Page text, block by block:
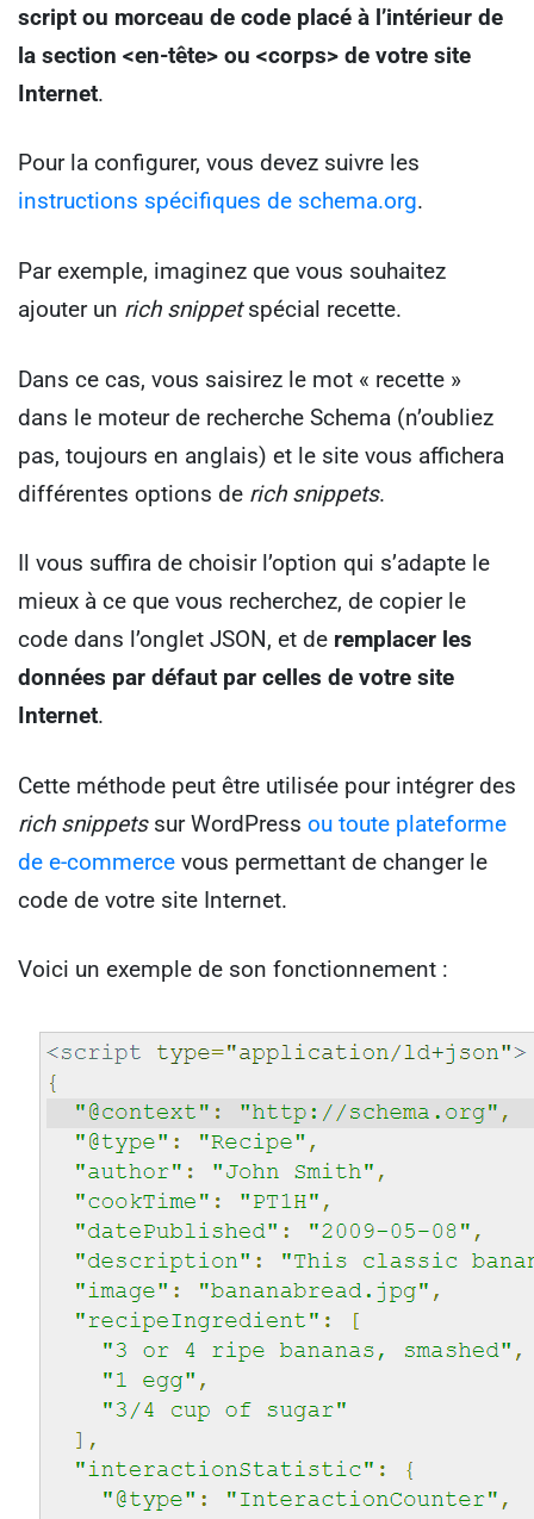
script ou morceau de code placé à l’intérieur de
la section <en-tête> ou <corps> de votre site
Internet.
Pour la configurer, vous devez suivre les
instructions spécifiques de schema.org.
Par exemple, imaginez que vous souhaitez
ajouter un rich snippetspécial recette.
Dans ce cas, vous saisirez le mot « recette »
dans le moteur de recherche Schema (n’oubliez
pas, toujours en anglais) et le site vous affichera
différentes options de rich snippets.
Il vous suffira de choisir l’option qui s’adapte le
mieux à ce que vous recherchez, de copier le
code dans l’onglet JSON, et de remplacer les
données par défaut par celles de votre site
Internet.
Cette méthode peut être utilisée pour intégrer des
rich snippets sur WordPress ou toute plateforme
de e-commerce vous permettant de changer le
code de votre site Internet.
Voici un exemple de son fonctionnement :